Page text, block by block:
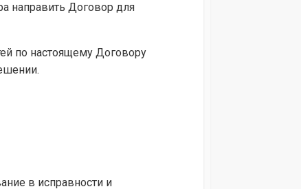
направить Договор для
по настоящему Договору
в исправности и